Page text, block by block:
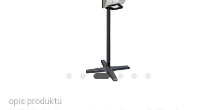
opis produktu